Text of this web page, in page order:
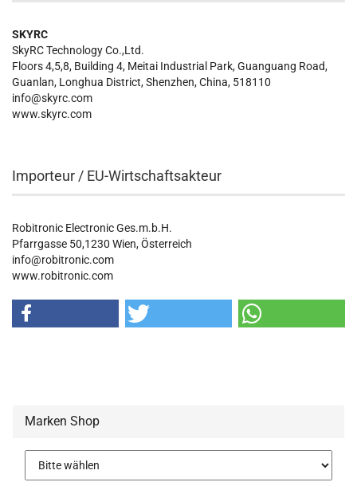
SKYRC
SkyRC Technology Co.,Ltd.
Floors 4,5,8, Building 4, Meitai Industrial Park, Guanguang Road,
Guanlan, Longhua District, Shenzhen, China, 518110
info@skyrc.com
www.skyrc.com
Importeur / EU-Wirtschaftsakteur
Robitronic Electronic Ges.m.b.H.
Pfarrgasse 50,1230 Wien, Österreich
info@robitronic.com
www.robitronic.com
Marken Shop